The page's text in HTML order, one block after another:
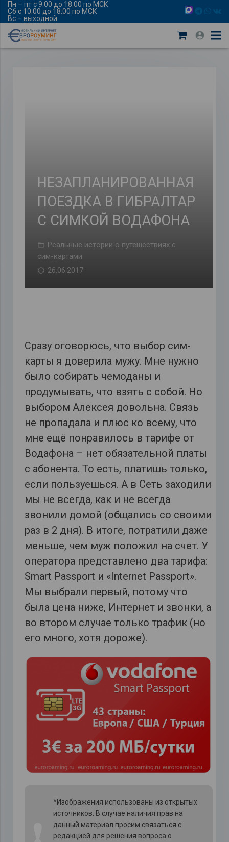
Пн – пт с 9:00 до 18:00 по МСК
Сб с 10:00 до 18:00 по МСК
Вс – выходной
НЕЗАПЛАНИРОВАННАЯ
ПОЕЗДКА В ГИБРАЛТАР
С СИМКОЙ ВОДАФОНА
Реальные истории о путешествиях с
сим-картами
26.06.2017
Сразу оговорюсь, что выбор сим-
карты я доверила мужу. Мне нужно
было собирать чемоданы и
продумывать, что взять с собой. Но
выбором Алексея довольна. Связь
не пропадала и плюс ко всему, что
мне ещё понравилось в тарифе от
Водафона – нет обязательной платы
с абонента. То есть, платишь только,
если пользуешься. А в Сеть заходили
мы не всегда, как и не всегда
звонили домой (общались со своими
раз в 2 дня). В итоге, потратили даже
меньше, чем муж положил на счет. У
оператора представлено два тарифа:
Smart Passport и «Internet Passport».
Мы выбрали первый, потому что
была цена ниже, Интернет и звонки, а
во втором случае только трафик (но
его много, хотя дороже).
*Изображения использованы из открытых
источников. В случае наличия прав на
данный материал просим связаться с
редакцией для решения вопроса о